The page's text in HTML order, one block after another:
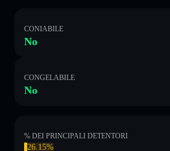
CONIABILE
No
CONGELABILE
No
% DEI PRINCIPALI DETENTORI
26.15%